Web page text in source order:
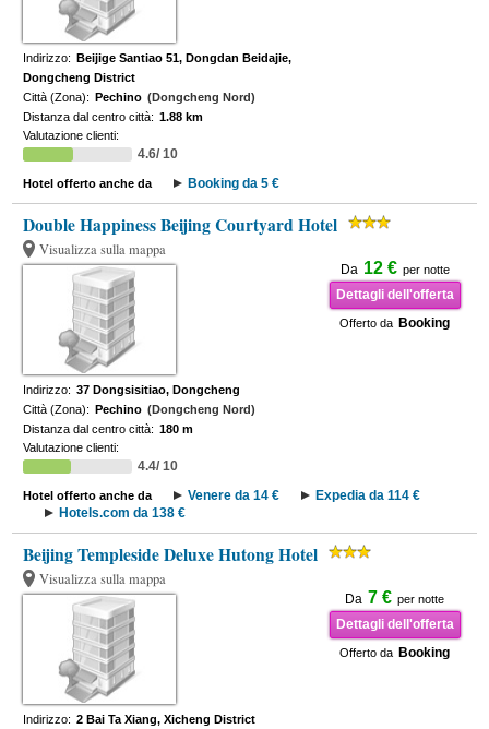
Indirizzo: Beijige Santiao 51, Dongdan Beidajie,
Dongcheng District
Città (Zona): Pechino (Dongcheng Nord)
Distanza dal centro città: 1.88 km
Valutazione clienti:
4.6/ 10
Hotel offerto anche da Booking da 5 €
Double Happiness Beijing Courtyard Hotel
Visualizza sulla mappa
Da 12 € per notte
Dettagli dell'offerta
Offerto da Booking
Indirizzo: 37 Dongsisitiao, Dongcheng
Città (Zona): Pechino (Dongcheng Nord)
Distanza dal centro città: 180 m
Valutazione clienti:
4.4/ 10
Hotel offerto anche da Venere da 14 €
Expedia da 114 €
Hotels.com da 138 €
Beijing Templeside Deluxe Hutong Hotel
Visualizza sulla mappa
Da 7 € per notte
Dettagli dell'offerta
Offerto da Booking
Indirizzo: 2 Bai Ta Xiang, Xicheng District